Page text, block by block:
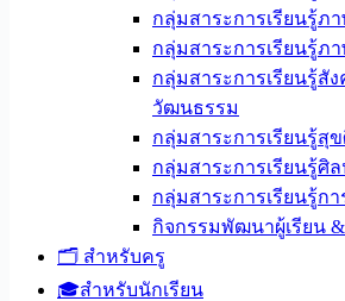
กลุ่มสาระการเรียนรู้ภ
กลุ่มสาระการเรียนรู้ภ
กลุ่มสาระการเรียนรู้สั
วัฒนธรรม
กลุ่มสาระการเรียนรู้สุ
กลุ่มสาระการเรียนรู้ศิล
กลุ่มสาระการเรียนรู้ก
กิจกรรมพัฒนาผู้เรียน
🗂️ สำหรับครู
🎓สำหรับนักเรียน